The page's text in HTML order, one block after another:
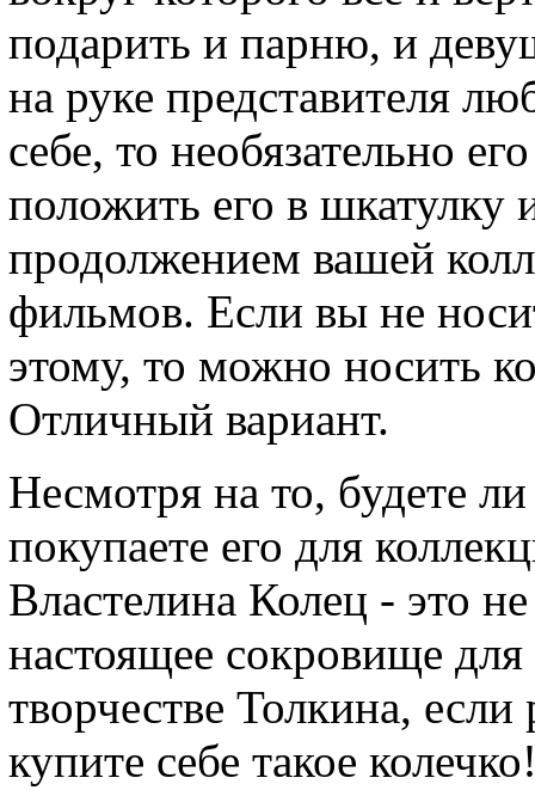
подарить и парню, и
на руке представителя
себе, то необязательно
положить его в шкатулку
продолжением вашей
фильмов. Если вы не
этому, то можно носить
Отличный вариант.
Несмотря на то, будете
покупаете его для
Властелина Колец - это
настоящее сокровище
творчестве Толкина, если
купите себе такое